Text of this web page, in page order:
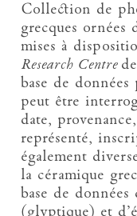
Collection de
grecques ornées
mises à
Research Centre
base de
peut être
date,
représenté,
également
la céramique
base de données
(glyptique) et